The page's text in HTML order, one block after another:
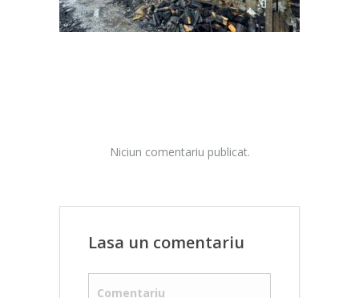
Niciun comentariu publicat.
Lasa un comentariu